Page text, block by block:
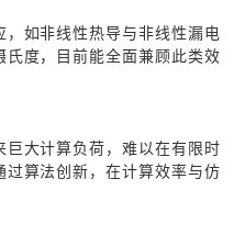
如非线性热导与非线性漏电
度，目前能全面兼顾此类效
大计算负荷，难以在有限时
算法创新，在计算效率与仿